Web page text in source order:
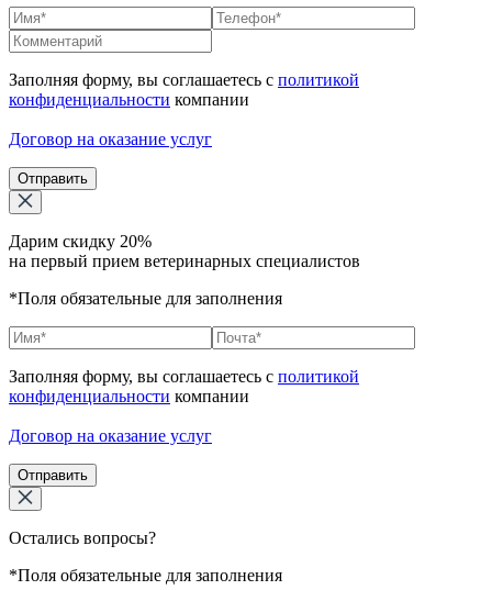
Заполняя форму, вы соглашаетесь с политикой
конфиденциальности компании
Договор на оказание услуг
Отправить
Дарим скидку 20%
на первый прием ветеринарных специалистов
*Поля обязательные для заполнения
Заполняя форму, вы соглашаетесь с политикой
конфиденциальности компании
Договор на оказание услуг
Отправить
Остались вопросы?
*Поля обязательные для заполнения